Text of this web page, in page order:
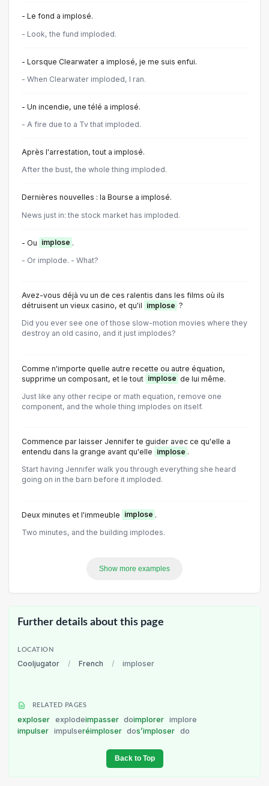
- Le fond a implosé.
- Look, the fund imploded.
- Lorsque Clearwater a implosé, je me suis enfui.
- When Clearwater imploded, I ran.
- Un incendie, une télé a implosé.
- A fire due to a Tv that imploded.
Après l'arrestation, tout a implosé.
After the bust, the whole thing imploded.
Dernières nouvelles : la Bourse a implosé.
News just in: the stock market has imploded.
- Ou implose .
- Or implode. - What?
Avez-vous déjà vu un de ces ralentis dans les films où ils
détruisent un vieux casino, et qu'il implose ?
Did you ever see one of those slow-motion movies where they
destroy an old casino, and it just implodes?
Comme n'importe quelle autre recette ou autre équation,
supprime un composant, et le tout implose de lui même.
Just like any other recipe or math equation, remove one
component, and the whole thing implodes on itself.
Commence par laisser Jennifer te guider avec ce qu'elle a
entendu dans la grange avant qu'elle implose .
Start having Jennifer walk you through everything she heard
going on in the barn before it imploded.
Deux minutes et l'immeuble implose .
Two minutes, and the building implodes.
Show more examples
Further details about this page
LOCATION
Cooljugator / French / imploser
RELATED PAGES
exploser explodeimpasser doimplorer implore
impulser impulseréimploser dos’imploser do
Back to Top